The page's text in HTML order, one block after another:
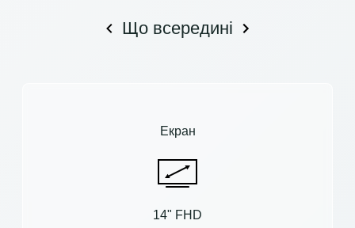
Що всередині
Екран
14" FHD